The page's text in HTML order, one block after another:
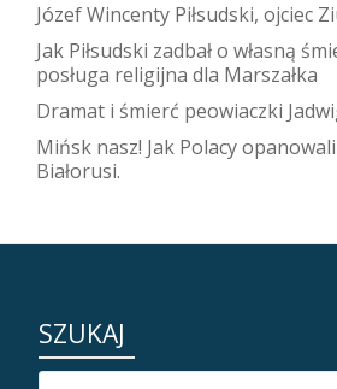
Józef Wincenty Piłsudski, ojciec
Jak Piłsudski zadbał o własną
posługa religijna dla Marszałka
Dramat i śmierć peowiaczki
Mińsk nasz! Jak Polacy
Białorusi.
SZUKAJ